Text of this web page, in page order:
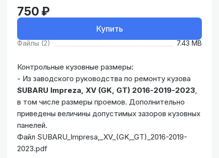
750 ₽
Купить
Файлы (2) 7.43 MB
Контрольные кузовные размеры:
- Из заводского руководства по ремонту кузова
SUBARU Impreza, XV (GK, GT) 2016-2019-2023
в том числе размеры проемов. Дополнительно
приведены величины допустимых зазоров кузовных
панелей.
Файл SUBARU_Impresa,_XV_(GK,_GT)_2016-2019-
2023.pdf